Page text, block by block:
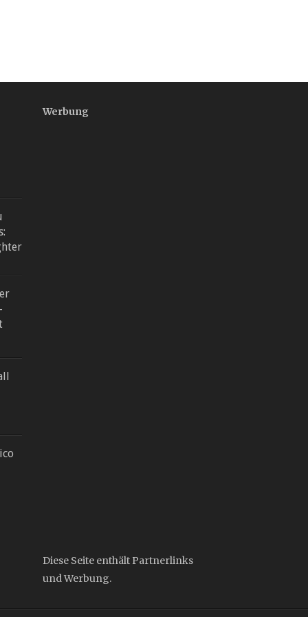
Werbung
Diese Seite enthält Partnerlinks
und Werbung.